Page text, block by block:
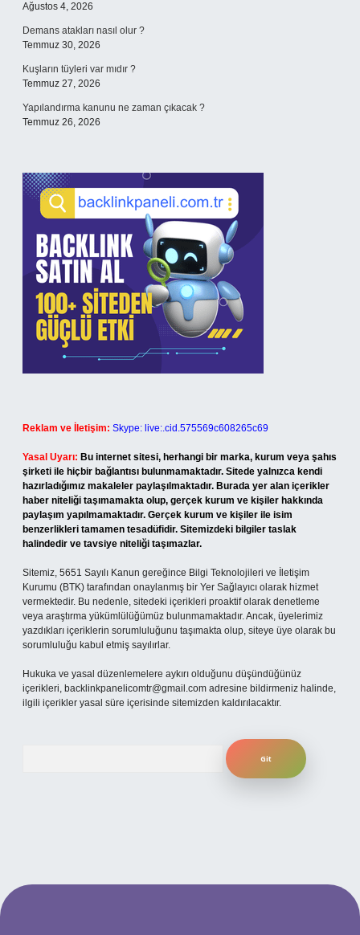
Ağustos 4, 2026
Demans atakları nasıl olur ?
Temmuz 30, 2026
Kuşların tüyleri var mıdır ?
Temmuz 27, 2026
Yapılandırma kanunu ne zaman çıkacak ?
Temmuz 26, 2026
Reklam ve İletişim: Skype: live:.cid.575569c608265c69
Yasal Uyarı: Bu internet sitesi, herhangi bir marka, kurum veya şahıs
şirketi ile hiçbir bağlantısı bulunmamaktadır. Sitede yalnızca kendi
hazırladığımız makaleler paylaşılmaktadır. Burada yer alan içerikler
haber niteliği taşımamakta olup, gerçek kurum ve kişiler hakkında
paylaşım yapılmamaktadır. Gerçek kurum ve kişiler ile isim
benzerlikleri tamamen tesadüfidir. Sitemizdeki bilgiler taslak
halindedir ve tavsiye niteliği taşımazlar.
Sitemiz, 5651 Sayılı Kanun gereğince Bilgi Teknolojileri ve İletişim
Kurumu (BTK) tarafından onaylanmış bir Yer Sağlayıcı olarak hizmet
vermektedir. Bu nedenle, sitedeki içerikleri proaktif olarak denetleme
veya araştırma yükümlülüğümüz bulunmamaktadır. Ancak, üyelerimiz
yazdıkları içeriklerin sorumluluğunu taşımakta olup, siteye üye olarak bu
sorumluluğu kabul etmiş sayılırlar.
Hukuka ve yasal düzenlemelere aykırı olduğunu düşündüğünüz
içerikleri, backlinkpanelicomtr@gmail.com adresine bildirmeniz halinde,
ilgili içerikler yasal süre içerisinde sitemizden kaldırılacaktır.